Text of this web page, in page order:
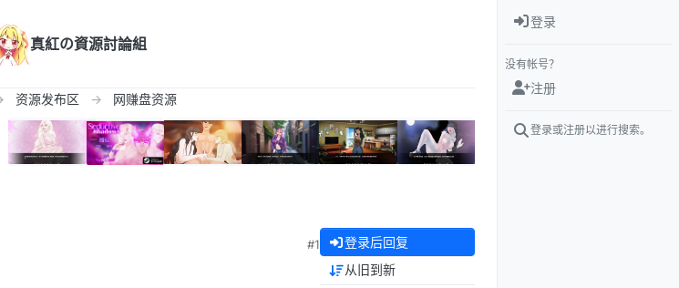
真紅の資源討論組
资源发布区 网赚盘资源
#1 登录后回复
从旧到新
登录
没有帐号？
注册
登录或注册以进行搜索。